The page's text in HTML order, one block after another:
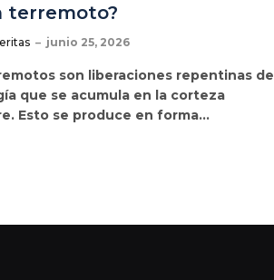
terremoto?
junio 25, 2026
son liberaciones repentinas de
que se acumula en la corteza
Esto se produce en forma…